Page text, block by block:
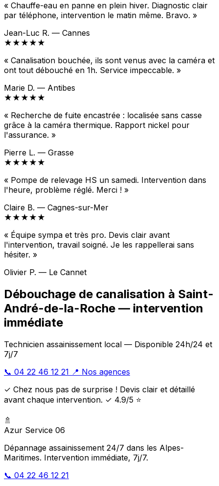
« Chauffe-eau en panne en plein hiver. Diagnostic clair
par téléphone, intervention le matin même. Bravo. »
Jean-Luc R. — Cannes
★★★★★
« Canalisation bouchée, ils sont venus avec la caméra et
ont tout débouché en 1h. Service impeccable. »
Marie D. — Antibes
★★★★★
« Recherche de fuite encastrée : localisée sans casse
grâce à la caméra thermique. Rapport nickel pour
l'assurance. »
Pierre L. — Grasse
★★★★★
« Pompe de relevage HS un samedi. Intervention dans
l'heure, problème réglé. Merci ! »
Claire B. — Cagnes-sur-Mer
★★★★★
« Équipe sympa et très pro. Devis clair avant
l'intervention, travail soigné. Je les rappellerai sans
hésiter. »
Olivier P. — Le Cannet
Débouchage de canalisation à Saint-
André-de-la-Roche — intervention
immédiate
Technicien assainissement local — Disponible 24h/24 et
7j/7
📞 04 22 46 12 21 📍 Nos agences
✓ Chez nous pas de surprise ! Devis clair et détaillé
avant chaque intervention. ✓ 4.9/5 ⭐
🚿
Azur Service 06
Dépannage assainissement 24/7 dans les Alpes-
Maritimes. Intervention immédiate, 7j/7.
📞 04 22 46 12 21